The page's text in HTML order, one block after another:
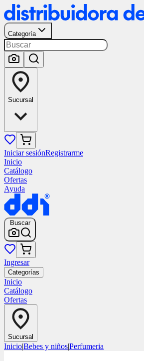
Categoría
Sucursal
Iniciar sesiónRegistrarme
Inicio
Catálogo
Ofertas
Ayuda
Buscar
Ingresar
Categorías
Inicio
Catálogo
Ofertas
Sucursal
Inicio|Bebes y niños|Perfumeria